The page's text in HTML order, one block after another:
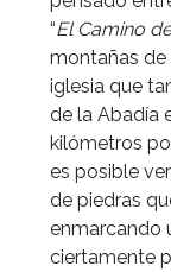
“El Camino
montañas de
iglesia que
de la Abadía
kilómetros
es posible
de piedras
enmarcando
ciertamente